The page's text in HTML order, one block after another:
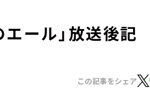
ール」放送後記
この記事をシェア